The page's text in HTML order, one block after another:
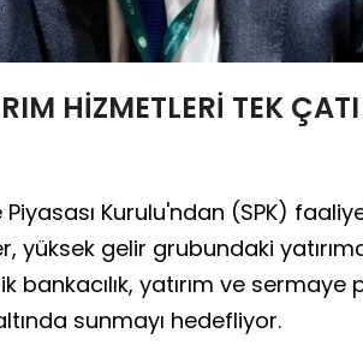
HİZMETLERİ TEK
Kurulu'ndan (SPK)
yüksek gelir grubundaki
yatırım ve sermaye
sunmayı hedefliyor.